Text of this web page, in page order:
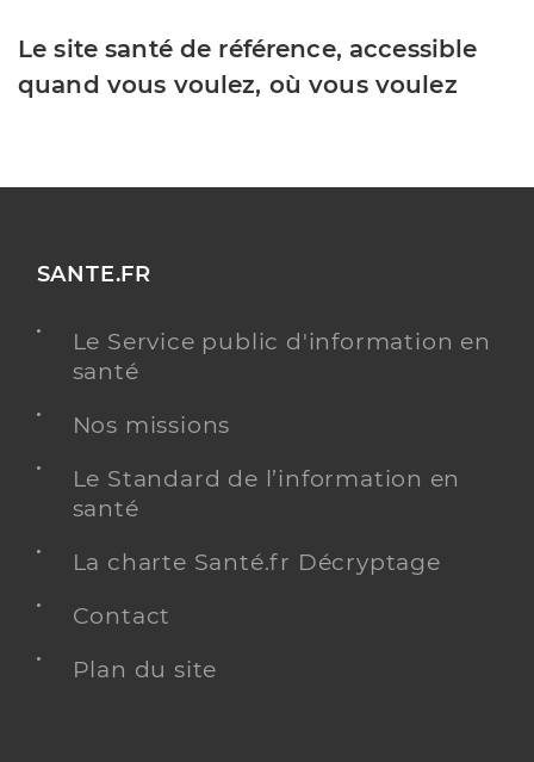
Le site santé de référence, accessible
quand vous voulez, où vous voulez
SANTE.FR
Le Service public d'information en
santé
Nos missions
Le Standard de l’information en
santé
La charte Santé.fr Décryptage
Contact
Plan du site